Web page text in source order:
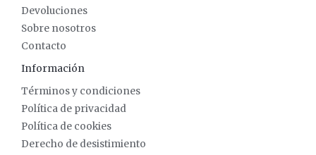
Devoluciones
Sobre nosotros
Contacto
Información
Términos y condiciones
Política de privacidad
Política de cookies
Derecho de desistimiento